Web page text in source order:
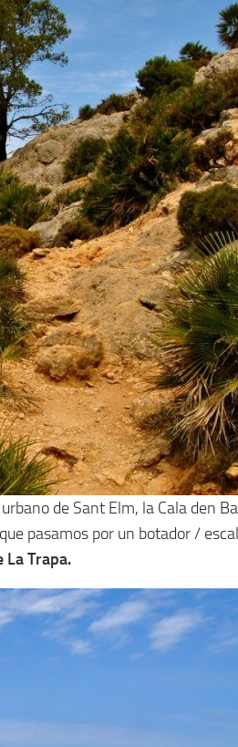
de Sant Elm, la Cala den
pasamos por un botador /
Trapa.